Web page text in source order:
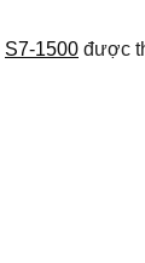
S7-1500 được